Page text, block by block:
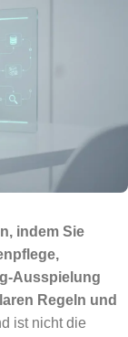
indem Sie
Ausspielung
Regeln und
ist nicht die